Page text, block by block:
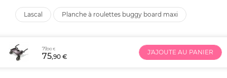
lascal planche à roulettes buggy board maxi
79,90 €
75,90 €
J'AJOUTE AU PANIER